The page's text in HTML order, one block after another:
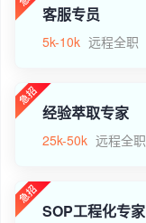
客服专员
5k-10k 远程全职
经验萃取专家
25k-50k 远程全职
SOP工程化专家